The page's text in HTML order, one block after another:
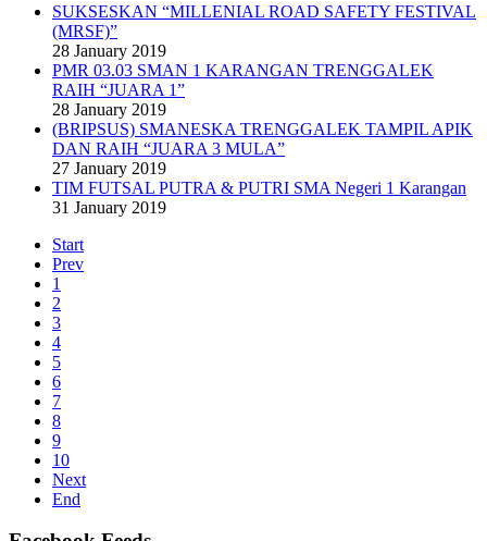
SUKSESKAN “MILLENIAL ROAD SAFETY FESTIVAL
(MRSF)”
28 January 2019
PMR 03.03 SMAN 1 KARANGAN TRENGGALEK
RAIH “JUARA 1”
28 January 2019
(BRIPSUS) SMANESKA TRENGGALEK TAMPIL APIK
DAN RAIH “JUARA 3 MULA”
27 January 2019
TIM FUTSAL PUTRA & PUTRI SMA Negeri 1 Karangan
31 January 2019
Start
Prev
1
2
3
4
5
6
7
8
9
10
Next
End